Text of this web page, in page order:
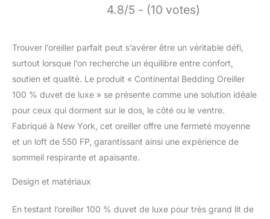
4.8/5 - (10 votes)
Trouver l’oreiller parfait peut s’avérer être un véritable défi,
surtout lorsque l’on recherche un équilibre entre confort,
soutien et qualité. Le produit « Continental Bedding Oreiller
100 % duvet de luxe » se présente comme une solution idéale
pour ceux qui dorment sur le dos, le côté ou le ventre.
Fabriqué à New York, cet oreiller offre une fermeté moyenne
et un loft de 550 FP, garantissant ainsi une expérience de
sommeil respirante et apaisante.
Design et matériaux
En testant l’oreiller 100 % duvet de luxe pour très grand lit de